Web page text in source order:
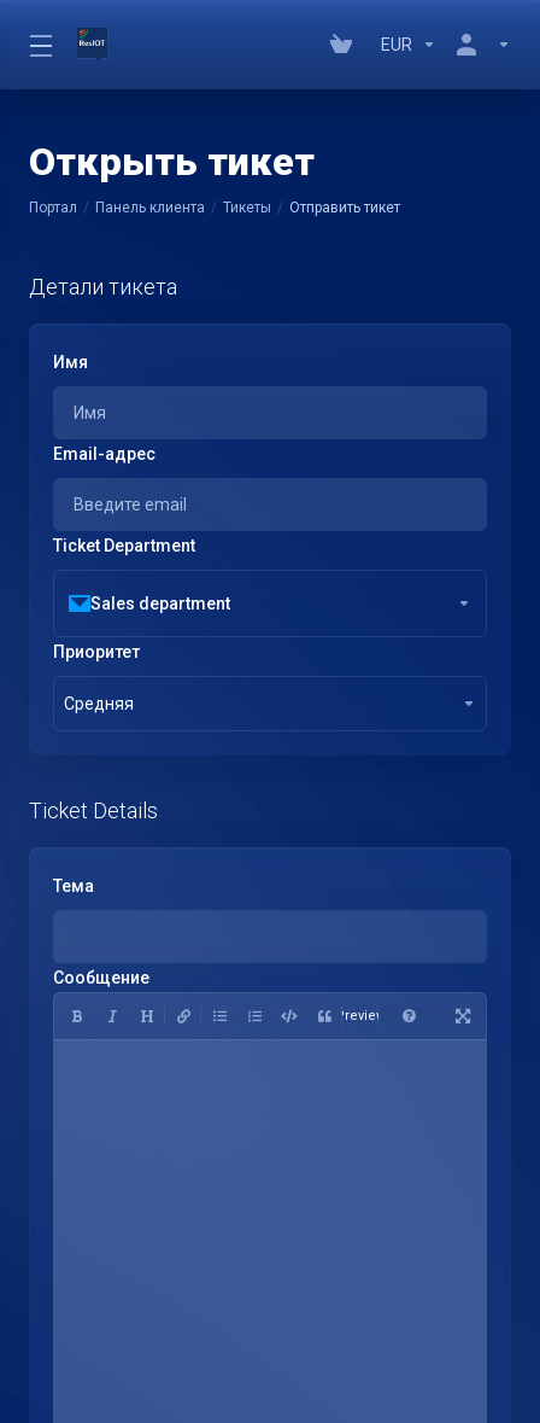
EUR
Открыть тикет
Портал Панель клиента Тикеты Отправить тикет
Детали тикета
Имя
Email-адрес
Ticket Department
Sales department
Приоритет
Средняя
Ticket Details
Тема
Сообщение
Preview